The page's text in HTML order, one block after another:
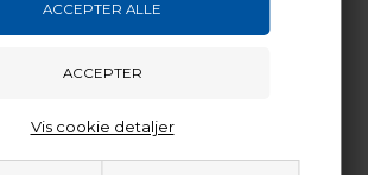
Vis cookie detaljer
kalder S.O.S.-systemet for en
– og de findes overraskende mange
i biler, medicinsk udstyr og i